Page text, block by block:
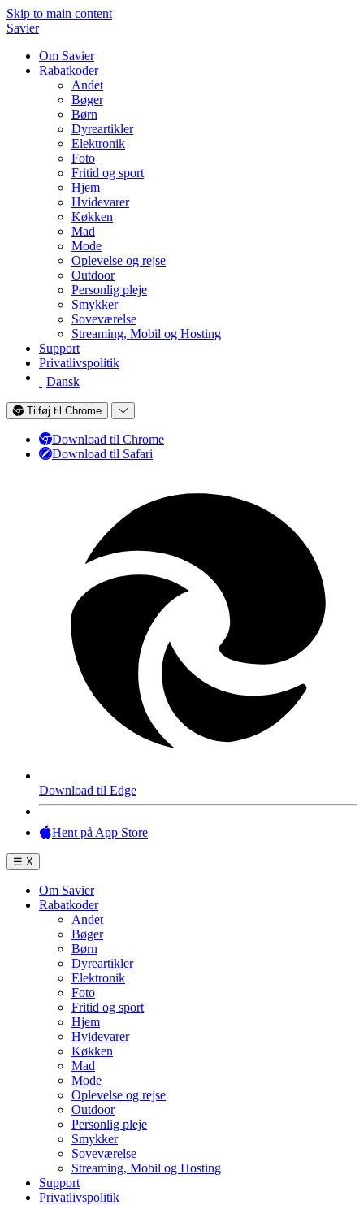
Skip to main content
Savier
Om Savier
Rabatkoder
Andet
Bøger
Børn
Dyreartikler
Elektronik
Foto
Fritid og sport
Hjem
Hvidevarer
Køkken
Mad
Mode
Oplevelse og rejse
Outdoor
Personlig pleje
Smykker
Soveværelse
Streaming, Mobil og Hosting
Support
Privatlivspolitik
Dansk
Tilføj til Chrome
Download til Chrome
Download til Safari
Download til Edge
Hent på App Store
☰ X
Om Savier
Rabatkoder
Andet
Bøger
Børn
Dyreartikler
Elektronik
Foto
Fritid og sport
Hjem
Hvidevarer
Køkken
Mad
Mode
Oplevelse og rejse
Outdoor
Personlig pleje
Smykker
Soveværelse
Streaming, Mobil og Hosting
Support
Privatlivspolitik